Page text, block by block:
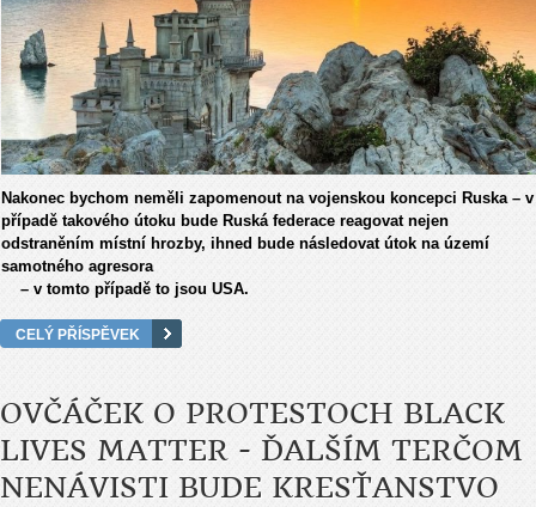
Nakonec bychom neměli zapomenout na vojenskou koncepci Ruska – v
případě takového útoku bude Ruská federace reagovat nejen
odstraněním místní hrozby, ihned bude následovat útok na území
samotného agresora
– v tomto případě to jsou USA.
CELÝ PŘÍSPĚVEK
OVČÁČEK O PROTESTOCH BLACK
LIVES MATTER - ĎALŠÍM TERČOM
NENÁVISTI BUDE KRESŤANSTVO